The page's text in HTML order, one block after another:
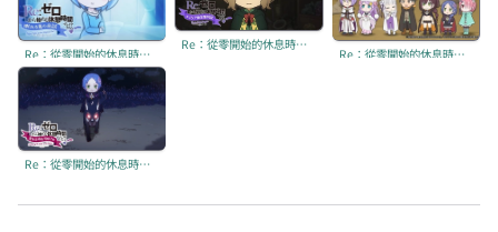
Re：從零開始的休息時間 第三季
Re：從零開始的休息時間 第三季 後半部
Re：從零開始的休息時間 第四季
Re：從零開始的休息時間 第四季 後半